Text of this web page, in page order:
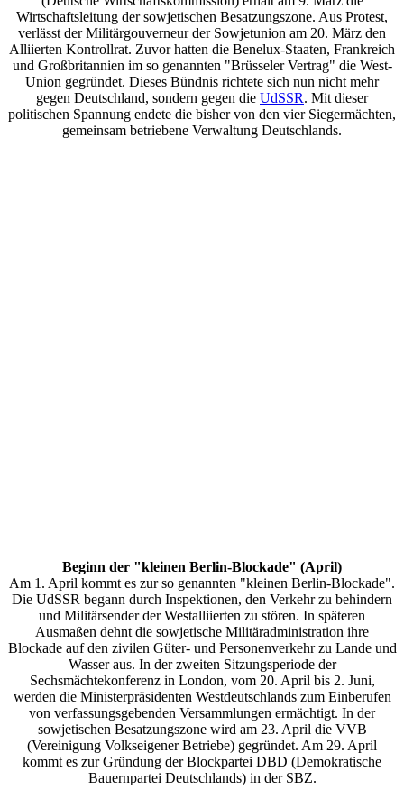
Wirtschaftsleitung der sowjetischen Besatzungszone. Aus Protest,
verlässt der Militärgouverneur der Sowjetunion am 20. März den
Alliierten Kontrollrat. Zuvor hatten die Benelux-Staaten, Frankreich
und Großbritannien im so genannten "Brüsseler Vertrag" die West-
Union gegründet. Dieses Bündnis richtete sich nun nicht mehr
gegen Deutschland, sondern gegen die UdSSR. Mit dieser
politischen Spannung endete die bisher von den vier Siegermächten,
gemeinsam betriebene Verwaltung Deutschlands.
Beginn der "kleinen Berlin-Blockade" (April)
Am 1. April kommt es zur so genannten "kleinen Berlin-Blockade".
Die UdSSR begann durch Inspektionen, den Verkehr zu behindern
und Militärsender der Westalliierten zu stören. In späteren
Ausmaßen dehnt die sowjetische Militäradministration ihre
Blockade auf den zivilen Güter- und Personenverkehr zu Lande und
Wasser aus. In der zweiten Sitzungsperiode der
Sechsmächtekonferenz in London, vom 20. April bis 2. Juni,
werden die Ministerpräsidenten Westdeutschlands zum Einberufen
von verfassungsgebenden Versammlungen ermächtigt. In der
sowjetischen Besatzungszone wird am 23. April die VVB
(Vereinigung Volkseigener Betriebe) gegründet. Am 29. April
kommt es zur Gründung der Blockpartei DBD (Demokratische
Bauernpartei Deutschlands) in der SBZ.